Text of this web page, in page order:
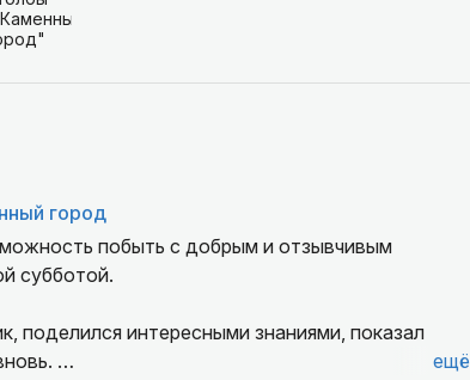
город
побыть с добрым и отзывчивым
субботой.
ещё